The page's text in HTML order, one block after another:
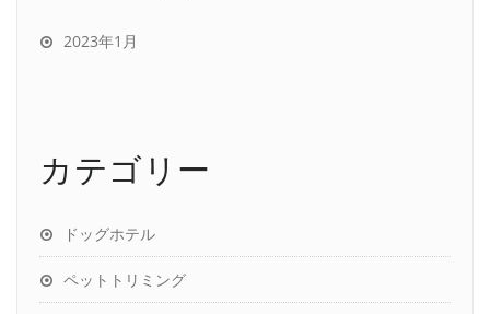
2023年1月
カテゴリー
ドッグホテル
ペットトリミング